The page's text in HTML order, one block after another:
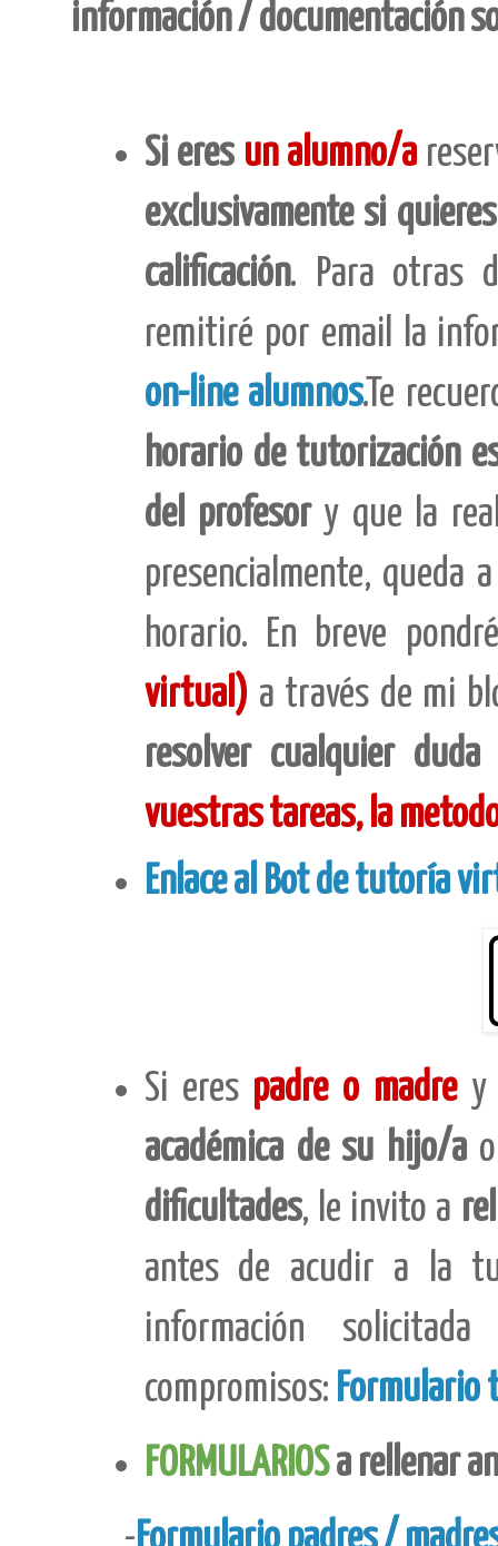
información / documentación
Si eres un alumno/a
exclusivamente si
calificación. Para otras
remitiré por email la
on-line alumnos.Te
horario de tutorización
del profesory que la
presencialmente, queda
horario. En breve
virtual) a través de mi
resolver cualquier
vuestras tareas, la
Enlace al Bot de tutoría
Si eres padre o madrey
académica de su hijo/a
dificultades, le invito a
antes de acudir a la
información
compromisos: Formulario
FORMULARIOSa rellenar